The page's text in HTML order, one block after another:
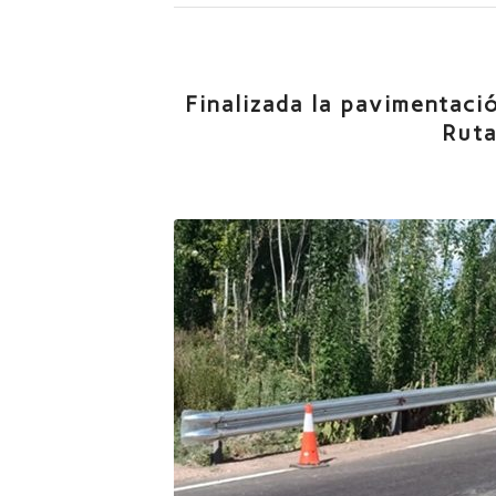
Finalizada la